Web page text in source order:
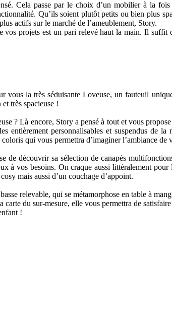
Cela passe par le choix d’un mobilier à la fois
Qu’ils soient plutôt petits ou bien plus
actifs sur le marché de l’ameublement, Story.
projets est un pari relevé haut la main. Il suffit
vous la très séduisante Loveuse, un fauteuil
très spacieuse !
? Là encore, Story a pensé à tout et vous
entièrement personnalisables et suspendus de
qui vous permettra d’imaginer l’ambiance
de découvrir sa sélection de canapés
à vos besoins. On craque aussi littéralement
mais aussi d’un couchage d’appoint.
relevable, qui se métamorphose en table à
carte du sur-mesure, elle vous permettra de
!